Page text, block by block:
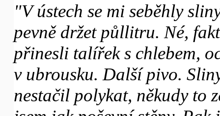
"V ústech se mi seběhly
pevně držet půllitru. Né,
přinesli talířek s chlebem,
v ubrousku. Další pivo.
nestačil polykat, někudy to